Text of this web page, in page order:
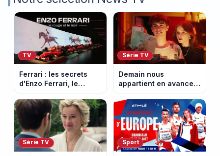
TV
Ferrari : les secrets
d'Enzo Ferrari, le
fondateur de la
marque mythique au
cheval cabré
Série TV
Demain nous
appartient en avance :
Alex face à un choix
décisif. Episode du 11
août 2026.
Série TV Sport